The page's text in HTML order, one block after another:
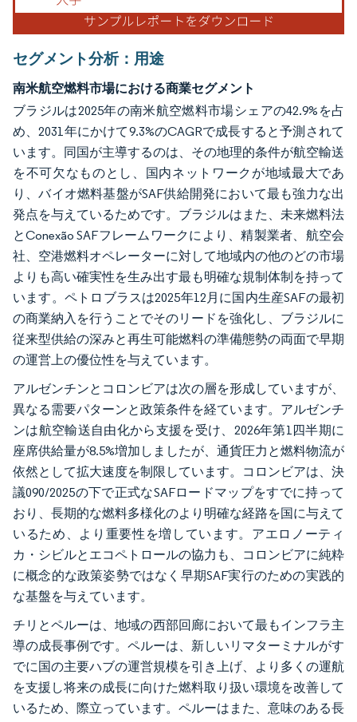
セグメント分析：用途
南米航空燃料市場における商業セグメント
ブラジルは2025年の南米航空燃料市場シェアの42.9%を占
め、2031年にかけて9.3%のCAGRで成長すると予測されて
います。同国が主導するのは、その地理的条件が航空輸送
を不可欠なものとし、国内ネットワークが地域最大であ
り、バイオ燃料基盤がSAF供給開発において最も強力な出
発点を与えているためです。ブラジルはまた、未来燃料法
とConexão SAFフレームワークにより、精製業者、航空会
社、空港燃料オペレーターに対して地域内の他のどの市場
よりも高い確実性を生み出す最も明確な規制体制を持って
います。ペトロブラスは2025年12月に国内生産SAFの最初
の商業納入を行うことでそのリードを強化し、ブラジルに
従来型供給の深みと再生可能燃料の準備態勢の両面で早期
の運営上の優位性を与えています。
アルゼンチンとコロンビアは次の層を形成していますが、
異なる需要パターンと政策条件を経ています。アルゼンチ
ンは航空輸送自由化から支援を受け、2026年第1四半期に
座席供給量が8.5%増加しましたが、通貨圧力と燃料物流が
依然として拡大速度を制限しています。コロンビアは、決
議090/2025の下で正式なSAFロードマップをすでに持って
おり、長期的な燃料多様化のより明確な経路を国に与えて
いるため、より重要性を増しています。アエロノーティ
カ・シビルとエコペトロールの協力も、コロンビアに純粋
に概念的な政策姿勢ではなく早期SAF実行のための実践的
な基盤を与えています。
チリとペルーは、地域の西部回廊において最もインフラ主
導の成長事例です。ペルーは、新しいリマターミナルがす
でに国の主要ハブの運営規模を引き上げ、より多くの運航
を支援し将来の成長に向けた燃料取り扱い環境を改善して
いるため、際立っています。ペルーはまた、意味のある長